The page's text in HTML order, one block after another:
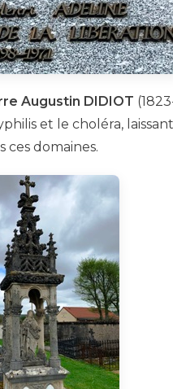
Augustin DIDIOT
et le choléra,
domaines.